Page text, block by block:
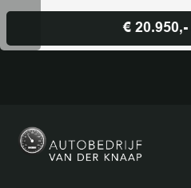
€ 20.950,-